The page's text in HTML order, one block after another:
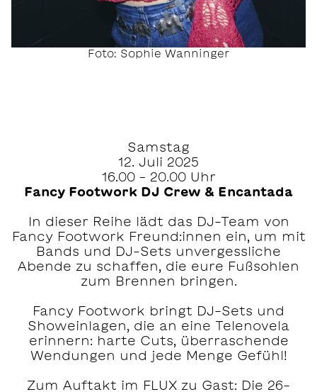
Foto: Sophie Wanninger
Samstag
12. Juli 2025
16.00 – 20.00 Uhr
Fancy Footwork DJ Crew & Encantada
In dieser Reihe lädt das DJ-Team von
Fancy Footwork Freund:innen ein, um mit
Bands und DJ-Sets unvergessliche
Abende zu schaffen, die eure Fußsohlen
zum Brennen bringen.
Fancy Footwork bringt DJ-Sets und
Showeinlagen, die an eine Telenovela
erinnern: harte Cuts, überraschende
Wendungen und jede Menge Gefühl!
Zum Auftakt im FLUX zu Gast: Die 26-